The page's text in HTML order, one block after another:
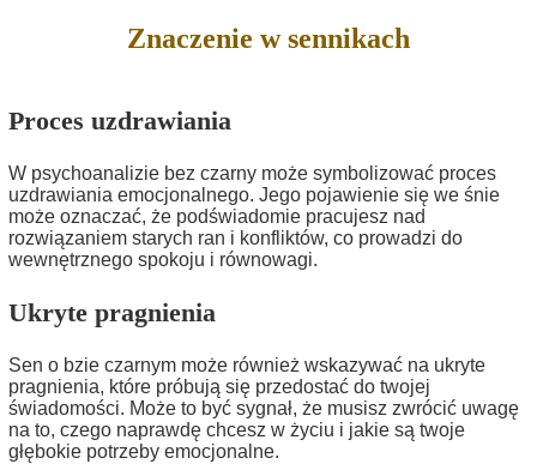
Znaczenie w sennikach
Proces uzdrawiania
W psychoanalizie bez czarny może symbolizować proces
uzdrawiania emocjonalnego. Jego pojawienie się we śnie
może oznaczać, że podświadomie pracujesz nad
rozwiązaniem starych ran i konfliktów, co prowadzi do
wewnętrznego spokoju i równowagi.
Ukryte pragnienia
Sen o bzie czarnym może również wskazywać na ukryte
pragnienia, które próbują się przedostać do twojej
świadomości. Może to być sygnał, że musisz zwrócić uwagę
na to, czego naprawdę chcesz w życiu i jakie są twoje
głębokie potrzeby emocjonalne.